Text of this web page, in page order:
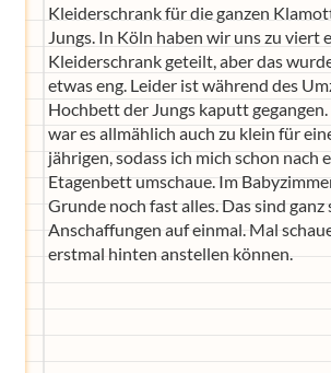
Kleiderschrank für die ganzen
Jungs. In Köln haben wir uns zu viert
Kleiderschrank geteilt, aber das
etwas eng. Leider ist während des
Hochbett der Jungs kaputt
war es allmählich auch zu klein für
jährigen, sodass ich mich schon nach
Etagenbett umschaue. Im
Grunde noch fast alles. Das sind ganz
Anschaffungen auf einmal. Mal
erstmal hinten anstellen können.